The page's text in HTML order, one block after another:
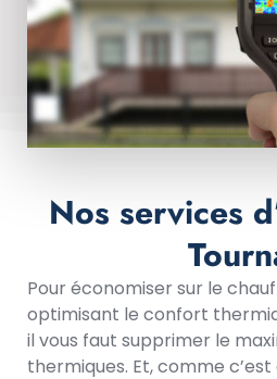
Nos services
Pour économiser sur le
optimisant le confort
il vous faut supprimer le
thermiques. Et, comme c’est